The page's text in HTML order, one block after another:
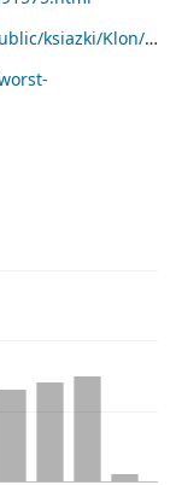
http://www.ngo.pl/files/biblioteka.ngo.pl/public/ksiazki/Klon/elementarz_III_sektora.pdf